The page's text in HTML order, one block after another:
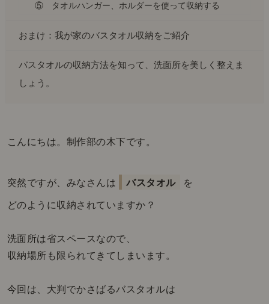
こんにちは。制作部の木下です。
突然ですが、みなさんは バスタオル を
どのように収納されていますか？
洗面所は省スペースなので、
収納場所も限られてきてしまいます。
今回は、大判でかさばるバスタオルは
⑤ タオルハンガー、ホルダーを使って収納する
おまけ：我が家のバスタオル収納をご紹介
バスタオルの収納方法を知って、洗面所を美しく整えま
しょう。